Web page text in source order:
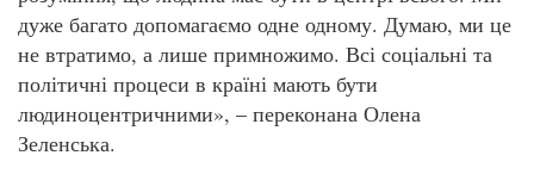
дуже багато допомагаємо одне одному. Думаю, ми це
не втратимо, а лише примножимо. Всі соціальні та
політичні процеси в країні мають бути
людиноцентричними», – переконана Олена
Зеленська.